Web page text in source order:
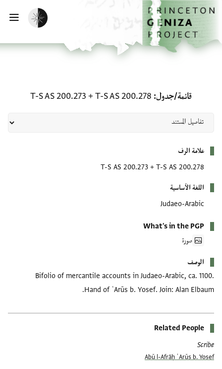
إلى المحتوى الرئيسي
الرئيسية
تفعيل الوضع المظلم
قائمة/جدول T-S AS 200.278
+
T-S AS 200.273
علامة الرف
T-S AS 200.278
+
T-S AS 200.273
اللغة الأساسية
Judaeo-Arabic
What's in the PGP
صورة
الوصف
Bifolio of mercantile accounts in Judaeo-Arabic, ca. 1100.
Hand of ʿArūs b. Yosef. Join: Alan Elbaum.
Related People
Scribe
Abū l-Afrāḥ ʿArūs b. Yosef